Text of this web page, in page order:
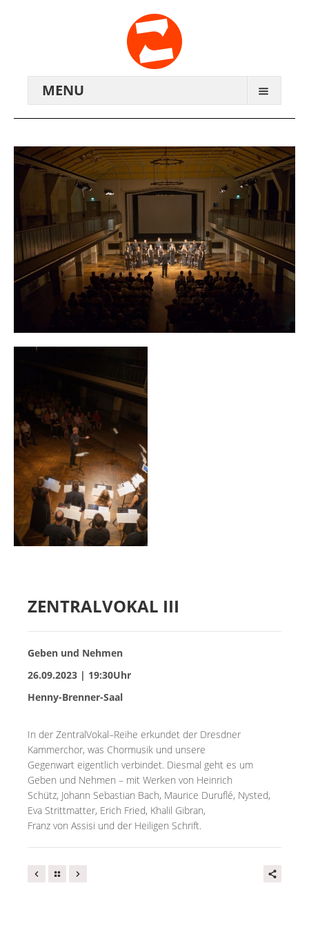
MENU
ARCHIV
WIR ÜBER UNS
ANREISE
KONTAKTE
ZENTRALWERK E.V.
GENOSSENSCHAFT
MIETER:INNEN
UNSER POLITISCHES SELBSTVERSTÄNDNIS
NACHHALTIGKEIT UND KLIMASCHUTZ
WE ARE MEMBERS OF TRANS EUROPE HALLES
BAUTAGEBUCH
VERMIETUNG
UNTERSTÜTZEN
ZENTRALVOKAL III
Geben und Nehmen
26.09.2023 | 19:30Uhr
Henny-Brenner-Saal
In der ZentralVokal–Reihe erkundet der Dresdner
Kammerchor, was Chormusik und unsere
Gegenwart eigentlich verbindet. Diesmal geht es um
Geben und Nehmen – mit Werken von Heinrich
Schütz, Johann Sebastian Bach, Maurice Duruflé, Nysted,
Eva Strittmatter, Erich Fried, Khalil Gibran,
Franz von Assisi und der Heiligen Schrift.